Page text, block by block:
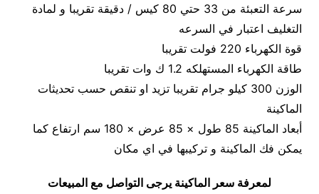
سرعة التعبئة من 33 حتي 80 كيس / دقيقة تقريبا و لمادة
التغليف اعتبار في السرعه
قوة الكهرباء 220 فولت تقريبا
طاقة الكهرباء المستهلكه 1.2 ك وات تقريبا
الوزن 300 كيلو جرام تقريبا تزيد او تنقص حسب تحديثات
الماكينة
أبعاد الماكينة 85 طول × 85 عرض × 180 سم ارتفاع كما
يمكن فك الماكينة و تركيبها في اي مكان
لمعرفة سعر الماكينة يرجى التواصل مع المبيعات